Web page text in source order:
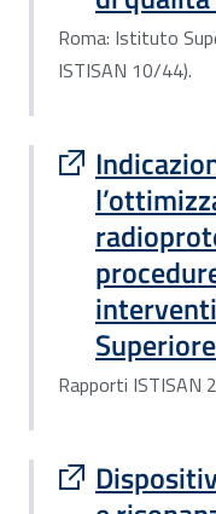
Roma: Istituto
ISTISAN 10/44).
Sito esterno
Rapporti ISTISAN
Sito esterno